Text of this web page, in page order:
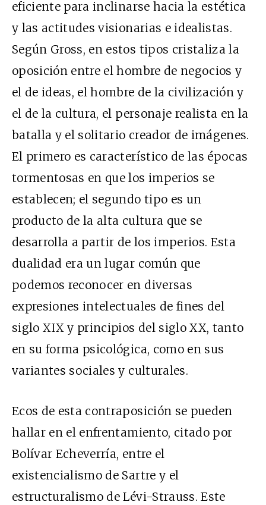
eficiente para inclinarse hacia la estética
y las actitudes visionarias e idealistas.
Según Gross, en estos tipos cristaliza la
oposición entre el hombre de negocios y
el de ideas, el hombre de la civilización y
el de la cultura, el personaje realista en la
batalla y el solitario creador de imágenes.
El primero es característico de las épocas
tormentosas en que los imperios se
establecen; el segundo tipo es un
producto de la alta cultura que se
desarrolla a partir de los imperios. Esta
dualidad era un lugar común que
podemos reconocer en diversas
expresiones intelectuales de fines del
siglo XIX y principios del siglo XX, tanto
en su forma psicológica, como en sus
variantes sociales y culturales.
Ecos de esta contraposición se pueden
hallar en el enfrentamiento, citado por
Bolívar Echeverría, entre el
existencialismo de Sartre y el
estructuralismo de Lévi-Strauss. Este